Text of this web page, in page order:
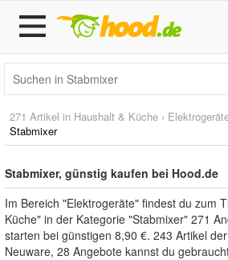
271 Artikel in Haushalt & Küche ›
Stabmixer
Stabmixer, günstig kaufen bei Hood.de
Im Bereich "Elektrogeräte" findest du zum
Küche" in der Kategorie "Stabmixer" 271
starten bei günstigen 8,90 €. 243 Artikel
Neuware, 28 Angebote kannst du